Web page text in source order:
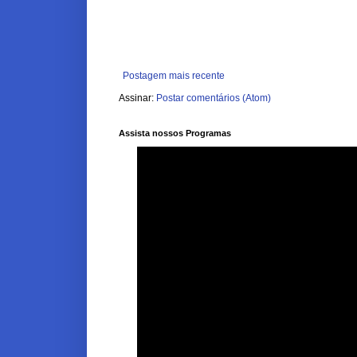
Postagem mais recente
Assinar: Postar comentários (Atom)
Assista nossos Programas